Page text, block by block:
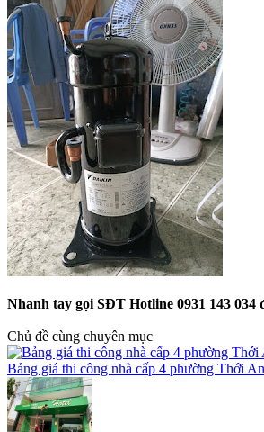
Nhanh tay gọi SĐT Hotline 0931 143
Chủ đề cùng chuyên mục
Bảng giá thi công nhà cấp 4 phường Thới